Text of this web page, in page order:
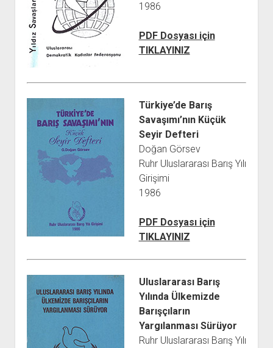
1986
PDF Dosyası için
TIKLAYINIZ
Türkiye’de Barış
Savaşımı’nın Küçük
Seyir Defteri
Doğan Görsev
Ruhr Uluslararası Barış Yılı
Girişimi
1986
PDF Dosyası için
TIKLAYINIZ
Uluslararası Barış
Yılında Ülkemizde
Barışçıların
Yargılanması Sürüyor
Ruhr Uluslararası Barış Yılı